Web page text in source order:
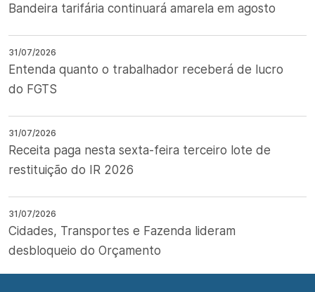
Bandeira tarifária continuará amarela em agosto
31/07/2026
Entenda quanto o trabalhador receberá de lucro
do FGTS
31/07/2026
Receita paga nesta sexta-feira terceiro lote de
restituição do IR 2026
31/07/2026
Cidades, Transportes e Fazenda lideram
desbloqueio do Orçamento